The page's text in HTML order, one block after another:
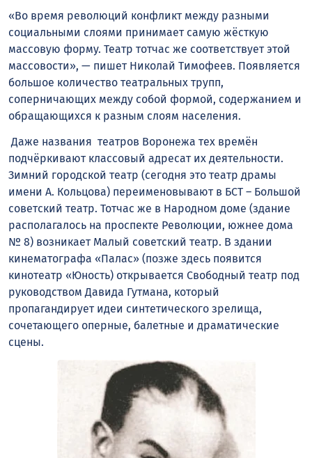
«Во время революций конфликт между разными
социальными слоями принимает самую жёсткую
массовую форму. Театр тотчас же соответствует этой
массовости», — пишет Николай Тимофеев. Появляется
большое количество театральных трупп,
соперничающих между собой формой, содержанием и
обращающихся к разным слоям населения.
Даже названия театров Воронежа тех времён
подчёркивают классовый адресат их деятельности.
Зимний городской театр (сегодня это театр драмы
имени А. Кольцова) переименовывают в БСТ – Большой
советский театр. Тотчас же в Народном доме (здание
располагалось на проспекте Революции, южнее дома
№ 8) возникает Малый советский театр. В здании
кинематографа «Палас» (позже здесь появится
кинотеатр «Юность) открывается Свободный театр под
руководством Давида Гутмана, который
пропагандирует идеи синтетического зрелища,
сочетающего оперные, балетные и драматические
сцены.